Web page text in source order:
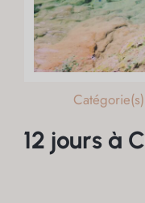
12 jours à